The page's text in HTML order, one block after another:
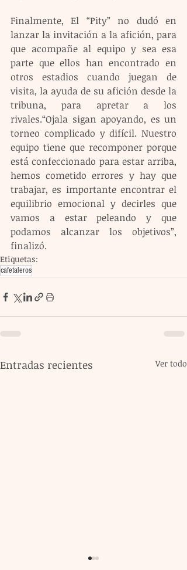
Finalmente, El “Pity” no dudó en
lanzar la invitación a la afición, para
que acompañe al equipo y sea esa
parte que ellos han encontrado en
otros estadios cuando juegan de
visita, la ayuda de su afición desde la
tribuna, para apretar a los
rivales.“Ojala sigan apoyando, es un
torneo complicado y difícil. Nuestro
equipo tiene que recomponer porque
está confeccionado para estar arriba,
hemos cometido errores y hay que
trabajar, es importante encontrar el
equilibrio emocional y decirles que
vamos a estar peleando y que
podamos alcanzar los objetivos”,
finalizó.
Etiquetas:
cafetaleros
Entradas recientes Ver todo